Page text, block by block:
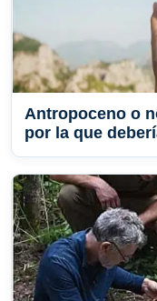
Antropoceno o
por la que